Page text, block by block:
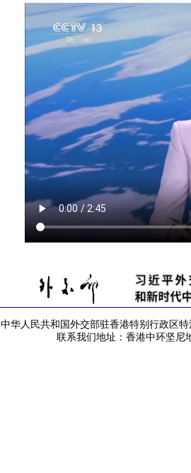
中华人民共和国外交部驻香港特别行政区特
联系我们地址：香港中环坚尼